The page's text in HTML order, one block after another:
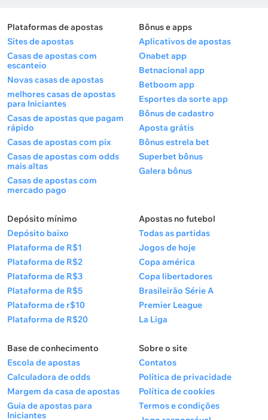
Plataformas de apostas
Sites de apostas
Casas de apostas com
escanteio
Novas casas de apostas
melhores casas de apostas
para Iniciantes
Casas de apostas que pagam
rápido
Casas de apostas com pix
Casas de apostas com odds
mais altas
Casas de apostas com
mercado pago
Bônus e apps
Aplicativos de apostas
Onabet app
Betnacional app
Betboom app
Esportes da sorte app
Bônus de cadastro
Aposta grátis
Bônus estrela bet
Superbet bônus
Galera bônus
Depósito mínimo
Depósito baixo
Plataforma de R$1
Plataforma de R$2
Plataforma de R$3
Plataforma de R$5
Plataforma de r$10
Plataforma de R$20
Apostas no futebol
Todas as partidas
Jogos de hoje
Copa américa
Copa libertadores
Brasileirão Série A
Premier League
La Liga
Base de conhecimento
Escola de apostas
Calculadora de odds
Margem da casa de apostas
Guia de apostas para
Iniciantes
Sobre o site
Contatos
Política de privacidade
Política de cookies
Termos e condições